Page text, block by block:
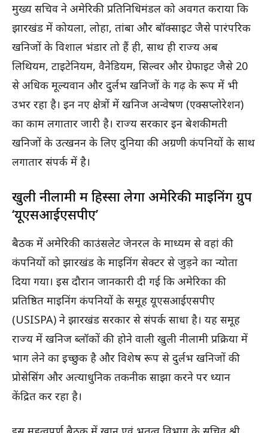
मुख्य सचिव ने अमेरिकी प्रतिनिधिमंडल को अवगत कराया कि
झारखंड में कोयला, लोहा, तांबा और बॉक्साइट जैसे पारंपरिक
खनिजों के विशाल भंडार तो हैं ही, साथ ही राज्य अब
लिथियम, टाइटेनियम, वैनेडियम, सिल्वर और ग्रेफाइट जैसे 20
से अधिक मूल्यवान और दुर्लभ खनिजों के गढ़ के रूप में भी
उभर रहा है। इन नए क्षेत्रों में खनिज अन्वेषण (एक्सप्लोरेशन)
का काम लगातार जारी है। राज्य सरकार इन बेशकीमती
खनिजों के उत्खनन के लिए दुनिया की अग्रणी कंपनियों के साथ
लगातार संपर्क में है।
खुली नीलामी में हिस्सा लेगा अमेरिकी माइनिंग ग्रुप
‘यूएसआईएसपीए’
बैठक में अमेरिकी काउंसलेट जेनरल के माध्यम से वहां की
कंपनियों को झारखंड के माइनिंग सेक्टर से जुड़ने का न्योता
दिया गया। इस दौरान जानकारी दी गई कि अमेरिका की
प्रतिष्ठित माइनिंग कंपनियों के समूह यूएसआईएसपीए
(USISPA) ने झारखंड सरकार से संपर्क साधा है। यह समूह
राज्य में खनिज ब्लॉकों की होने वाली खुली नीलामी प्रक्रिया में
भाग लेने का इच्छुक है और विशेष रूप से दुर्लभ खनिजों की
प्रोसेसिंग और अत्याधुनिक तकनीक साझा करने पर ध्यान
केंद्रित कर रहा है।